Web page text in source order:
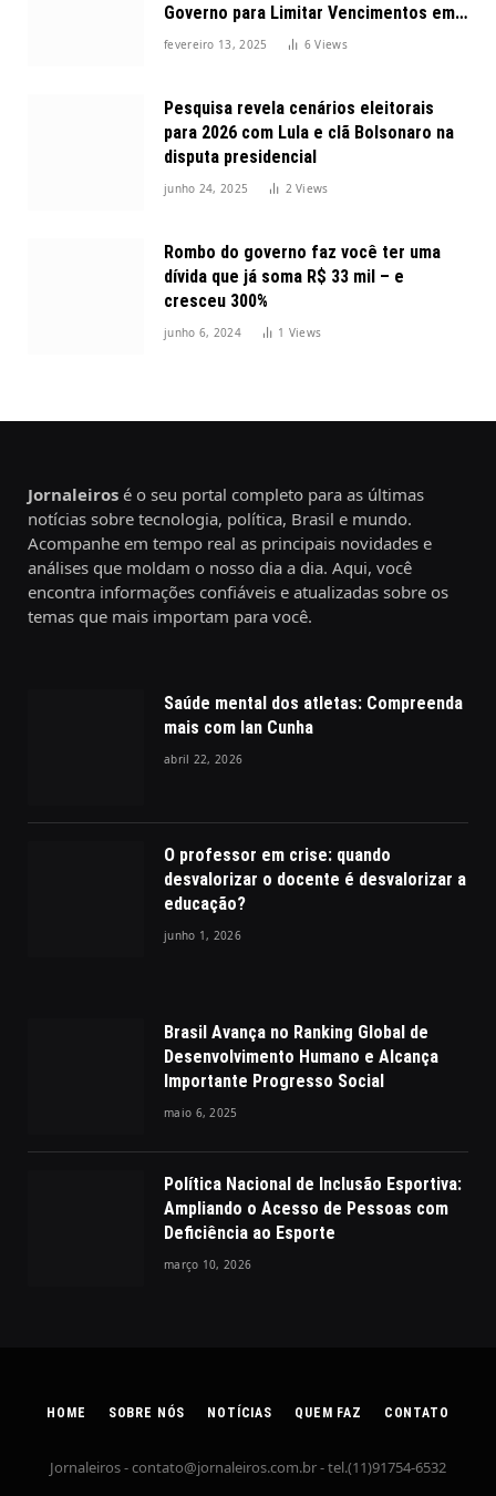
Governo para Limitar Vencimentos em
2025
fevereiro 13, 2025 6Views
Pesquisa revela cenários eleitorais
para 2026 com Lula e clã Bolsonaro na
disputa presidencial
junho 24, 2025 2Views
Rombo do governo faz você ter uma
dívida que já soma R$ 33 mil – e
cresceu 300%
junho 6, 2024 1 Views
Jornaleiros é o seu portal completo para as últimas
notícias sobre tecnologia, política, Brasil e mundo.
Acompanhe em tempo real as principais novidades e
análises que moldam o nosso dia a dia. Aqui, você
encontra informações confiáveis e atualizadas sobre os
temas que mais importam para você.
Saúde mental dos atletas: Compreenda
mais com Ian Cunha
abril 22, 2026
O professor em crise: quando
desvalorizar o docente é desvalorizar a
educação?
junho 1, 2026
Brasil Avança no Ranking Global de
Desenvolvimento Humano e Alcança
Importante Progresso Social
maio 6, 2025
Política Nacional de Inclusão Esportiva:
Ampliando o Acesso de Pessoas com
Deficiência ao Esporte
março 10, 2026
HOME SOBRE NÓS NOTÍCIAS QUEM FAZ CONTATO
Jornaleiros -contato@jornaleiros.com.br- tel.(11)91754-6532